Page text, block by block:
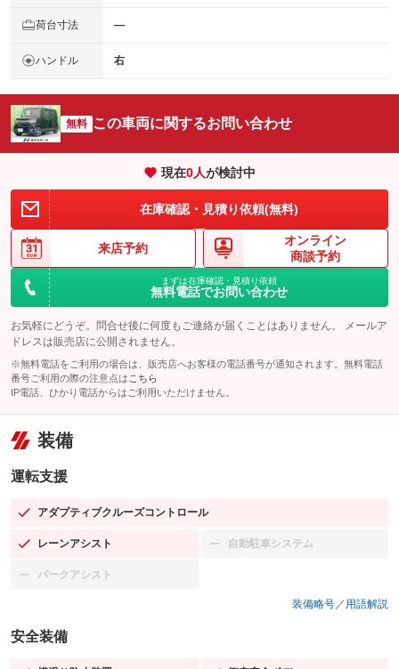
荷台寸法 ―
ハンドル 右
無料 この車両に関するお問い合わせ
現在0人が検討中
在庫確認・見積り依頼(無料)
来店予約
オンライン
商談予約
まずは在庫確認・見積り依頼
無料電話でお問い合わせ
お気軽にどうぞ。問合せ後に何度もご連絡が届くことはありません。 メールア
ドレスは販売店に公開されません。
※無料電話をご利用の場合は、販売店へお客様の電話番号が通知されます。無料電話
番号ご利用の際の注意点は こちら
IP電話、ひかり電話からはご利用いただけません。
装備
運転支援
アダプティブクルーズコントロール
：装備あり
レーンアシスト
：装備あり 自動駐車システム
：装備なし
パークアシスト
：装備なし
装備略号／用語解説
安全装備